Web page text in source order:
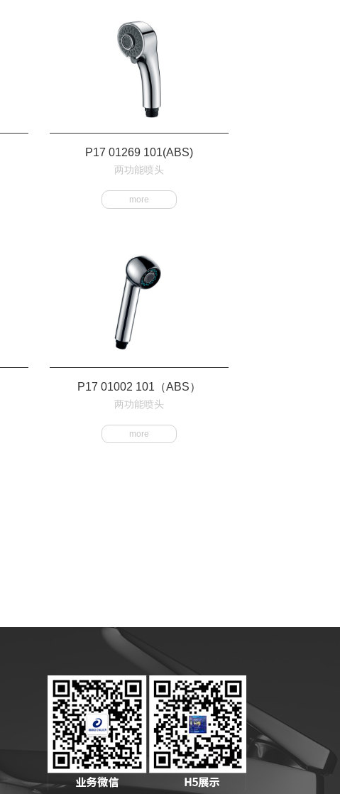
P17 01269 101(ABS)
两功能喷头
more
P17 01002 101（ABS）
两功能喷头
more